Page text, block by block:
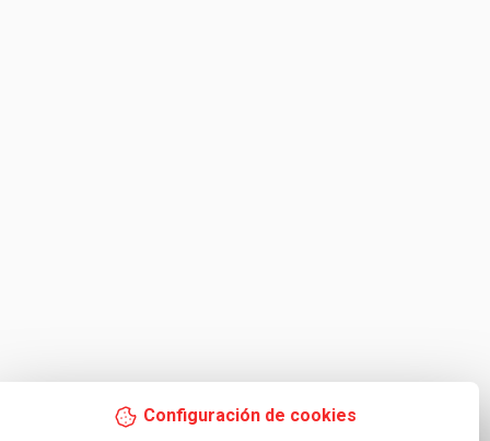
Configuración de cookies